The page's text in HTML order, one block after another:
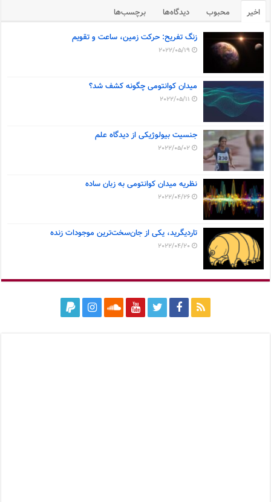
اخیر محبوب دیدگاه‌ها برچسب‌ها
زنگ تفریح: حرکت زمین، ساعت و تقویم
2022/05/19
میدان کوانتومی چگونه کشف شد؟
2022/05/11
جنسیت بیولوژیکی از دیدگاه علم
2022/05/02
نظریه میدان کوانتومی به زبان ساده
2022/04/26
تاردیگرید، یکی از جان‌سخت‌ترین موجودات زنده
2022/04/20